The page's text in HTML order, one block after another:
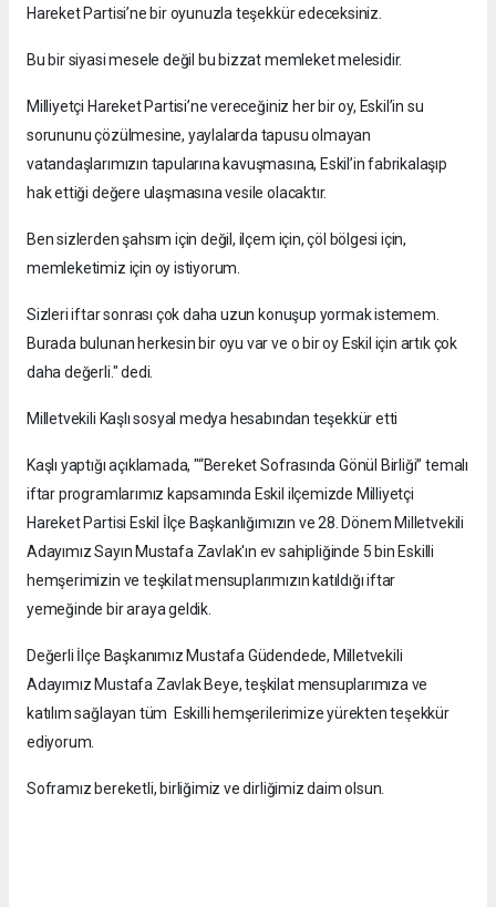
Hareket Partisi’ne bir oyunuzla teşekkür edeceksiniz.
Bu bir siyasi mesele değil bu bizzat memleket melesidir.
Milliyetçi Hareket Partisi’ne vereceğiniz her bir oy, Eskil’in su
sorununu çözülmesine, yaylalarda tapusu olmayan
vatandaşlarımızın tapularına kavuşmasına, Eskil’in fabrikalaşıp
hak ettiği değere ulaşmasına vesile olacaktır.
Ben sizlerden şahsım için değil, ilçem için, çöl bölgesi için,
memleketimiz için oy istiyorum.
Sizleri iftar sonrası çok daha uzun konuşup yormak istemem.
Burada bulunan herkesin bir oyu var ve o bir oy Eskil için artık çok
daha değerli." dedi.
Milletvekili Kaşlı sosyal medya hesabından teşekkür etti
Kaşlı yaptığı açıklamada, "“Bereket Sofrasında Gönül Birliği” temalı
iftar programlarımız kapsamında Eskil ilçemizde Milliyetçi
Hareket Partisi Eskil İlçe Başkanlığımızın ve 28. Dönem Milletvekili
Adayımız Sayın Mustafa Zavlak'ın ev sahipliğinde 5 bin Eskilli
hemşerimizin ve teşkilat mensuplarımızın katıldığı iftar
yemeğinde bir araya geldik.
Değerli İlçe Başkanımız Mustafa Güdendede, Milletvekili
Adayımız Mustafa Zavlak Beye, teşkilat mensuplarımıza ve
katılım sağlayan tüm Eskilli hemşerilerimize yürekten teşekkür
ediyorum.
Soframız bereketli, birliğimiz ve dirliğimiz daim olsun.